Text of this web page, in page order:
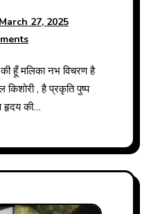
March 27, 2025
किशोरी , है प्रकृति पुष्प
हृदय की…